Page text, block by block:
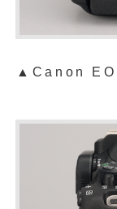
▲Canon